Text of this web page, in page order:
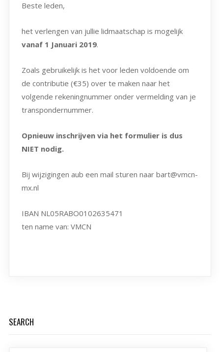
Beste leden,
het verlengen van jullie lidmaatschap is mogelijk
vanaf 1 Januari 2019.
Zoals gebruikelijk is het voor leden voldoende om
de contributie (€35) over te maken naar het
volgende rekeningnummer onder vermelding van je
transpondernummer.
Opnieuw inschrijven via het formulier is dus
NIET nodig.
Bij wijzigingen aub een mail sturen naar bart@vmcn-
mx.nl
IBAN NL05RABO0102635471
ten name van: VMCN
SEARCH